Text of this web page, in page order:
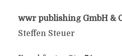
wwr publishing GmbH &
Steffen Steuer